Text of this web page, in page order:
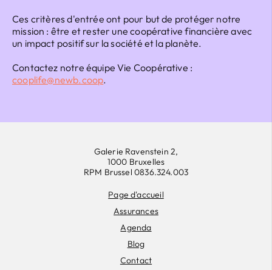
Ces critères d'entrée ont pour but de protéger notre
mission : être et rester une coopérative financière avec
un impact positif sur la société et la planète.
Contactez notre équipe Vie Coopérative :
cooplife@newb.coop.
Galerie Ravenstein 2,
1000 Bruxelles
RPM Brussel 0836.324.003
Page d'accueil
Assurances
Agenda
Blog
Contact